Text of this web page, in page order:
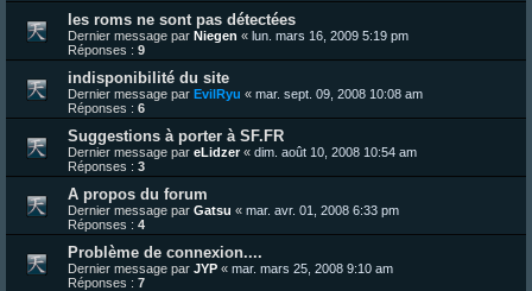
les roms ne sont pas détectées
Dernier message par Niegen « lun. mars 16, 2009 5:19 pm
Réponses : 9
indisponibilité du site
Dernier message par EvilRyu « mar. sept. 09, 2008 10:08 am
Réponses : 6
Suggestions à porter à SF.FR
Dernier message par eLidzer« dim. août 10, 2008 10:54 am
Réponses : 3
A propos du forum
Dernier message par Gatsu « mar. avr. 01, 2008 6:33 pm
Réponses : 4
Problème de connexion....
Dernier message par JYP « mar. mars 25, 2008 9:10 am
Réponses : 7